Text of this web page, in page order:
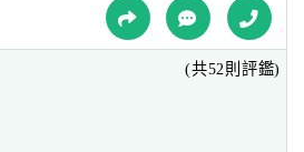
需求與商務需求，
、網路、影印、傳真服務！
並營造出親切舒適環境!!
(共52則評鑑)